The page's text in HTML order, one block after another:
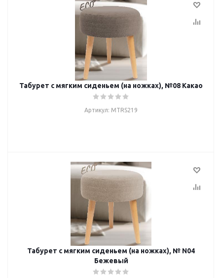
Табурет с мягким сиденьем (на ножках), №08 Какао
Артикул: MTRS219
Табурет с мягким сиденьем (на ножках), № N04
Бежевый